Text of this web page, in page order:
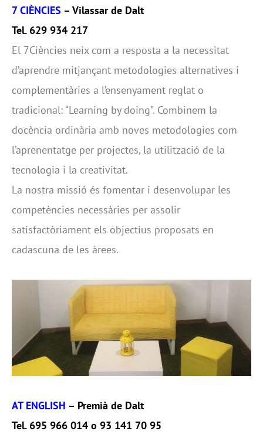
7 CIÈNCIES – Vilassar de Dalt
Tel. 629 934 217
El 7Ciències neix com a resposta a la necessitat
d’aprendre mitjançant metodologies alternatives i
complementàries a l’ensenyament reglat o
tradicional: “Learning by doing”. Combinem la
docència ordinària amb noves metodologies com
l’aprenentatge per projectes, la utilització de la
tecnologia i la creativitat.
La nostra missió és fomentar i desenvolupar les
competències necessàries per assolir
satisfactòriament els objectius proposats en
cadascuna de les àrees.
AT ENGLISH – Premià de Dalt
Tel. 695 966 014 o 93 141 70 95